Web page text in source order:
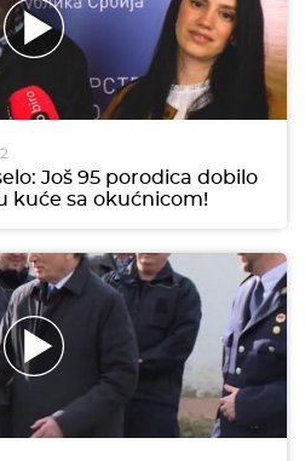
Još 95 porodica dobilo
kuće sa okućnicom!